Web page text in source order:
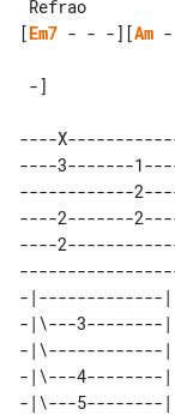
[Em7 - - -][Am
----
----3-------
------------
----2-------
----
-|-------------|
-|\---3--------|
-|\------------|
-|\---4--------|
-|\---5--------|